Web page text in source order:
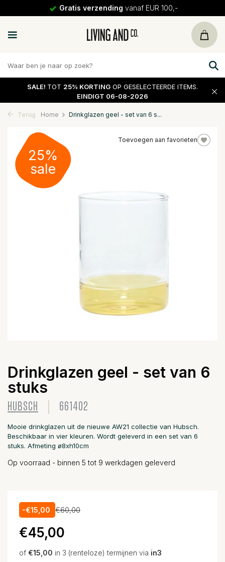
Gratis verzending vanaf EUR 100,-
SALE! TOT 25% KORTING OP GESELECTEERDE ITEMS.
EINDIGT 06-08-2026
Terug Home Drinkglazen geel - set van 6 s...
Toevoegen aan favorieten
25%
sale
Drinkglazen geel - set van 6
stuks
HUBSCH 661402
Mooie drinkglazen uit de nieuwe AW21 collectie van Hubsch.
Beschikbaar in vier kleuren. Wordt geleverd in een set van 6
stuks. Afmeting ø8xh10cm
Op voorraad - binnen 5 tot 9 werkdagen geleverd
-€15,00 €60,00
€45,00
of €15,00 in 3 (renteloze) termijnen via in3